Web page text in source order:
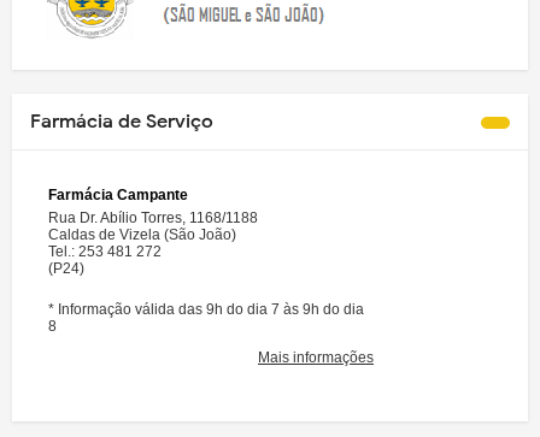
Farmácia de Serviço